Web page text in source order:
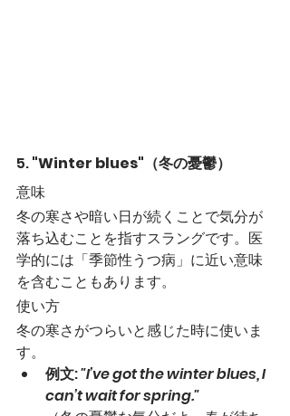
5. "Winter blues"（冬の憂鬱）
意味
冬の寒さや暗い日が続くことで気分が
落ち込むことを指すスラングです。医
学的には「季節性うつ病」に近い意味
を含むこともあります。
使い方
冬の寒さがつらいと感じた時に使いま
す。
例文: "I’ve got the winter blues, I
can’t wait for spring."